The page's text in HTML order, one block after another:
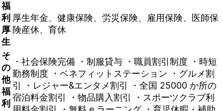
福
利
厚
生
厚生年金、健康保険、労災保険、雇用保険、医師保
険産休、育休
そ
の
他
福
利
・社会保険完備 ・制服貸与 ・職員割引制度 ・時短
勤務制度 ・ベネフィットステーション ・グルメ割
引 ・レジャー&エンタメ割引 ・全国 25000 か所の
宿泊料金割引 ・物品購入割引 ・スポーツクラブ利